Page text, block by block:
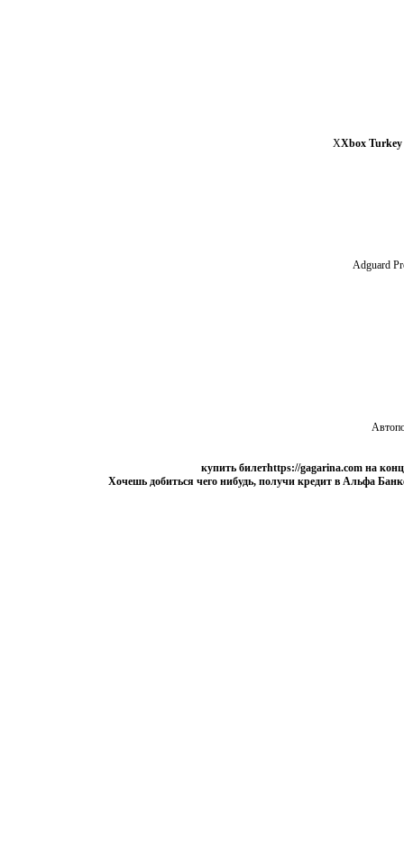
XXbox
Adguard
купить билетhttps://gagarina.com на
Хочешь добиться чего нибудь, получи кредит в Альфа